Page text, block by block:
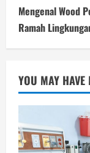
Mengenal Wood
Ramah
YOU MAY HAVE